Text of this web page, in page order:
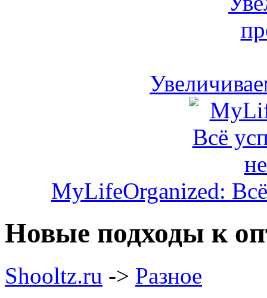
MyLifeOrganized:
Новые подходы к
Shooltz.ru -> Разное